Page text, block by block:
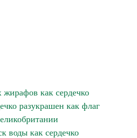
как сердечко
разукрашен как флаг
воды как сердечко